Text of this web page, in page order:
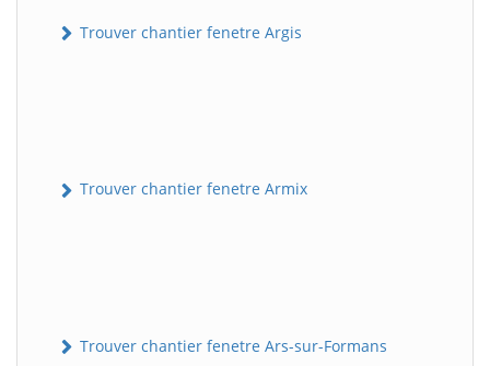
Trouver chantier fenetre Argis
Trouver chantier fenetre Armix
Trouver chantier fenetre Ars-sur-Formans